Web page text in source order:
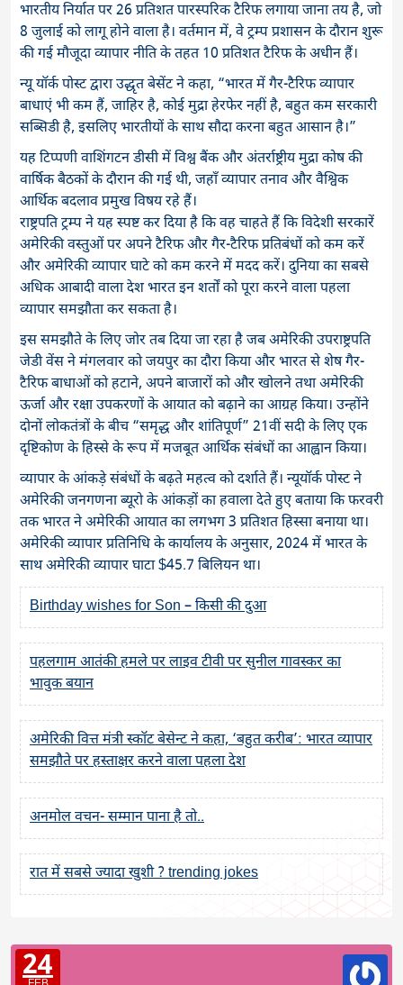
भारतीय निर्यात पर 26 प्रतिशत पारस्परिक टैरिफ लगाया जाना तय है, जो
8 जुलाई को लागू होने वाला है। वर्तमान में, वे ट्रम्प प्रशासन के दौरान शुरू
की गई मौजूदा व्यापार नीति के तहत 10 प्रतिशत टैरिफ के अधीन हैं।
न्यू यॉर्क पोस्ट द्वारा उद्धृत बेसेंट ने कहा, “भारत में गैर-टैरिफ व्यापार
बाधाएं भी कम हैं, जाहिर है, कोई मुद्रा हेरफेर नहीं है, बहुत कम सरकारी
सब्सिडी है, इसलिए भारतीयों के साथ सौदा करना बहुत आसान है।”
यह टिप्पणी वाशिंगटन डीसी में विश्व बैंक और अंतर्राष्ट्रीय मुद्रा कोष की
वार्षिक बैठकों के दौरान की गई थी, जहाँ व्यापार तनाव और वैश्विक
आर्थिक बदलाव प्रमुख विषय रहे हैं।
राष्ट्रपति ट्रम्प ने यह स्पष्ट कर दिया है कि वह चाहते हैं कि विदेशी सरकारें
अमेरिकी वस्तुओं पर अपने टैरिफ और गैर-टैरिफ प्रतिबंधों को कम करें
और अमेरिकी व्यापार घाटे को कम करने में मदद करें। दुनिया का सबसे
अधिक आबादी वाला देश भारत इन शर्तों को पूरा करने वाला पहला
व्यापार समझौता कर सकता है।
इस समझौते के लिए जोर तब दिया जा रहा है जब अमेरिकी उपराष्ट्रपति
जेडी वेंस ने मंगलवार को जयपुर का दौरा किया और भारत से शेष गैर-
टैरिफ बाधाओं को हटाने, अपने बाजारों को और खोलने तथा अमेरिकी
ऊर्जा और रक्षा उपकरणों के आयात को बढ़ाने का आग्रह किया। उन्होंने
दोनों लोकतंत्रों के बीच “समृद्ध और शांतिपूर्ण” 21वीं सदी के लिए एक
दृष्टिकोण के हिस्से के रूप में मजबूत आर्थिक संबंधों का आह्वान किया।
व्यापार के आंकड़े संबंधों के बढ़ते महत्व को दर्शाते हैं। न्यूयॉर्क पोस्ट ने
अमेरिकी जनगणना ब्यूरो के आंकड़ों का हवाला देते हुए बताया कि फरवरी
तक भारत ने अमेरिकी आयात का लगभग 3 प्रतिशत हिस्सा बनाया था।
अमेरिकी व्यापार प्रतिनिधि के कार्यालय के अनुसार, 2024 में भारत के
साथ अमेरिकी व्यापार घाटा $45.7 बिलियन था।
Birthday wishes for Son – किसी की दुआ
पहलगाम आतंकी हमले पर लाइव टीवी पर सुनील गावस्कर का
भावुक बयान
अमेरिकी वित्त मंत्री स्कॉट बेसेन्ट ने कहा, ‘बहुत करीब’: भारत व्यापार
समझौते पर हस्ताक्षर करने वाला पहला देश
अनमोल वचन- सम्मान पाना है तो..
रात में सबसे ज्यादा खुशी ? trending jokes
24